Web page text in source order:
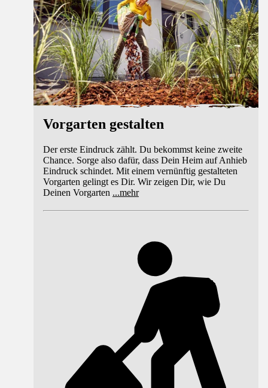
Vorgarten gestalten
Der erste Eindruck zählt. Du bekommst keine zweite
Chance. Sorge also dafür, dass Dein Heim auf Anhieb
Eindruck schindet. Mit einem vernünftig gestalteten
Vorgarten gelingt es Dir. Wir zeigen Dir, wie Du
Deinen Vorgarten ...mehr